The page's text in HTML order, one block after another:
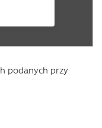
podanych przy